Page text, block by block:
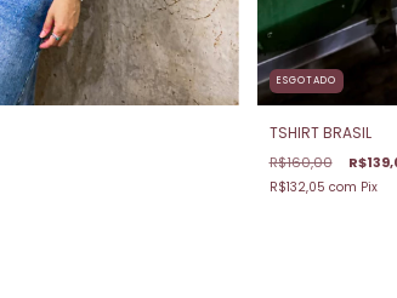
ESGOTADO
TSHIRT BRASIL
R$160,00
R$132,05 com Pix